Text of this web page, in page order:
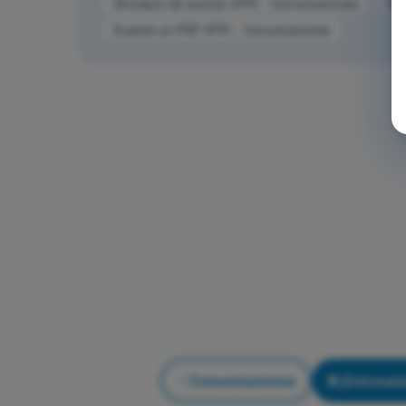
Comunicaciones